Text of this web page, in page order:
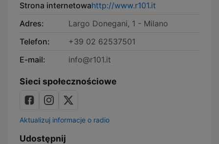
Strona internetowahttp://www.r101.it
Adres:
Largo Donegani, 1 - Milano
Telefon:
+39 02 62537501
E-mail:
info@r101.it
Sieci społecznościowe
Aktualizuj informacje o radio
Udostępnij